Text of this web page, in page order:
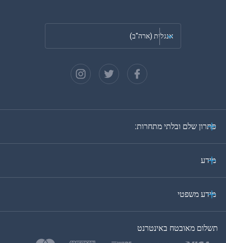
אנגלית (ארה"ב)
גרמנית
בטורקית
פתרון שלם ובלתי מתחרות:
מידע
מידע משפטי
תשלום מאובטח באינטרנט